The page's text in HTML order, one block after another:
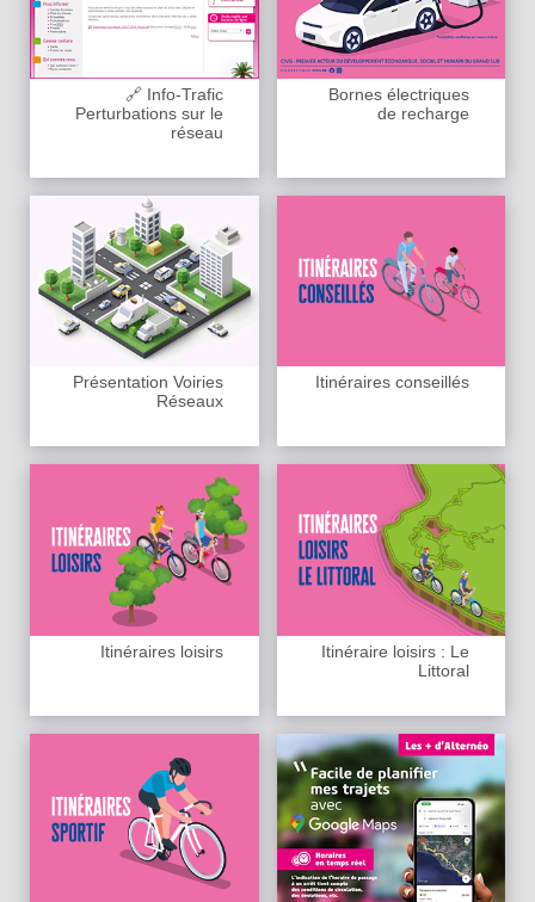
🔗 Info-Trafic
Perturbations sur le
réseau
Bornes électriques
de recharge
Présentation Voiries
Réseaux
Itinéraires conseillés
Itinéraires loisirs
Itinéraire loisirs : Le
Littoral